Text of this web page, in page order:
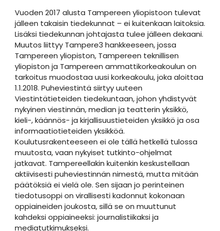
Vuoden 2017 alusta Tampereen yliopistoon tulevat
jälleen takaisin tiedekunnat – ei kuitenkaan laitoksia.
Lisäksi tiedekunnan johtajasta tulee jälleen dekaani.
Muutos liittyy Tampere3 hankkeeseen, jossa
Tampereen yliopiston, Tampereen teknillisen
yliopiston ja Tampereen ammattikorkeakoulun on
tarkoitus muodostaa uusi korkeakoulu, joka aloittaa
1.1.2018. Puheviestintä siirtyy uuteen
Viestintätieteiden tiedekuntaan, johon yhdistyvät
nykyinen viestinnän, median ja teatterin yksikkö,
kieli-, käännös- ja kirjallisuustieteiden yksikkö ja osa
informaatiotieteiden yksikköä.
Koulutusrakenteeseen ei ole tällä hetkellä tulossa
muutosta, vaan nykyiset tutkinto-ohjelmat
jatkavat. Tampereellakin kuitenkin keskustellaan
aktiivisesti puheviestinnän nimestä, mutta mitään
päätöksiä ei vielä ole. Sen sijaan jo perinteinen
tiedotusoppi on virallisesti kadonnut kokonaan
oppiaineiden joukosta, sillä se on muuttunut
kahdeksi oppiaineeksi: journalistiikaksi ja
mediatutkimukseksi.